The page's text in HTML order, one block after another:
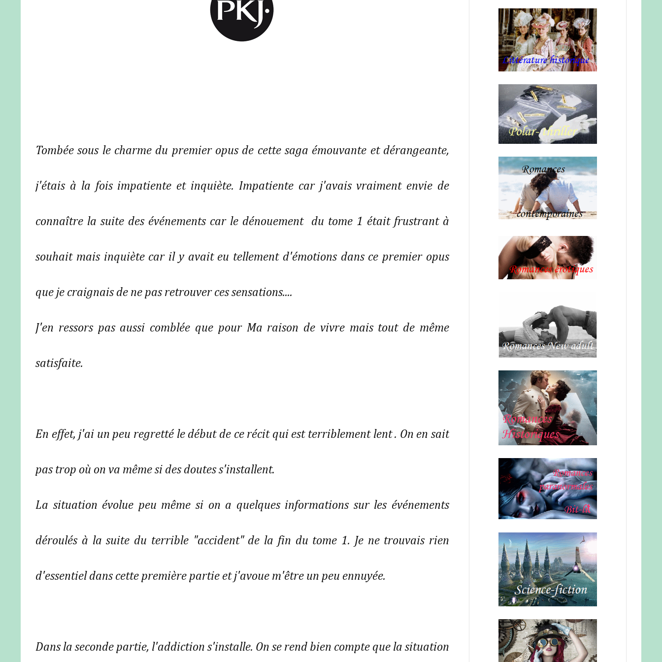
Tombée sous le charme du premier opus de cette saga émouvante et dérangeante,
j'étais à la fois impatiente et inquiète. Impatiente car j'avais vraiment envie de
connaître la suite des événements car le dénouement du tome 1 était frustrant à
souhait mais inquiète car il y avait eu tellement d'émotions dans ce premier opus
que je craignais de ne pas retrouver ces sensations....
J'en ressors pas aussi comblée que pour Ma raison de vivre mais tout de même
satisfaite.
En effet, j'ai un peu regretté le début de ce récit qui est terriblement lent . On en sait
pas trop où on va même si des doutes s'installent.
La situation évolue peu même si on a quelques informations sur les événements
déroulés à la suite du terrible "accident" de la fin du tome 1. Je ne trouvais rien
d'essentiel dans cette première partie et j'avoue m'être un peu ennuyée.
Dans la seconde partie, l'addiction s'installe. On se rend bien compte que la situation